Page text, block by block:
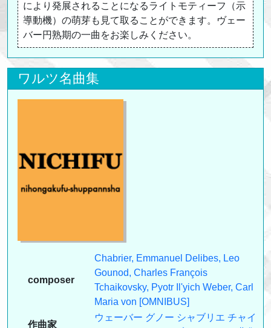
により発展されることになるライトモティーフ（示
導動機）の萌芽も見て取ることができます。ヴェー
バー円熟期の一曲をお楽しみください。
ワルツ名曲集
composer
Chabrier, Emmanuel Delibes, Leo
Gounod, Charles François
Tchaikovsky, Pyotr Il'yich Weber, Carl
Maria von [OMNIBUS]
作曲家
ウェーバー グノー シャブリエ チャイ